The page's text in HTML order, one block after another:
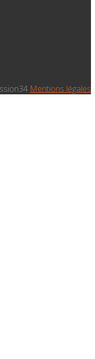
Mentions légales